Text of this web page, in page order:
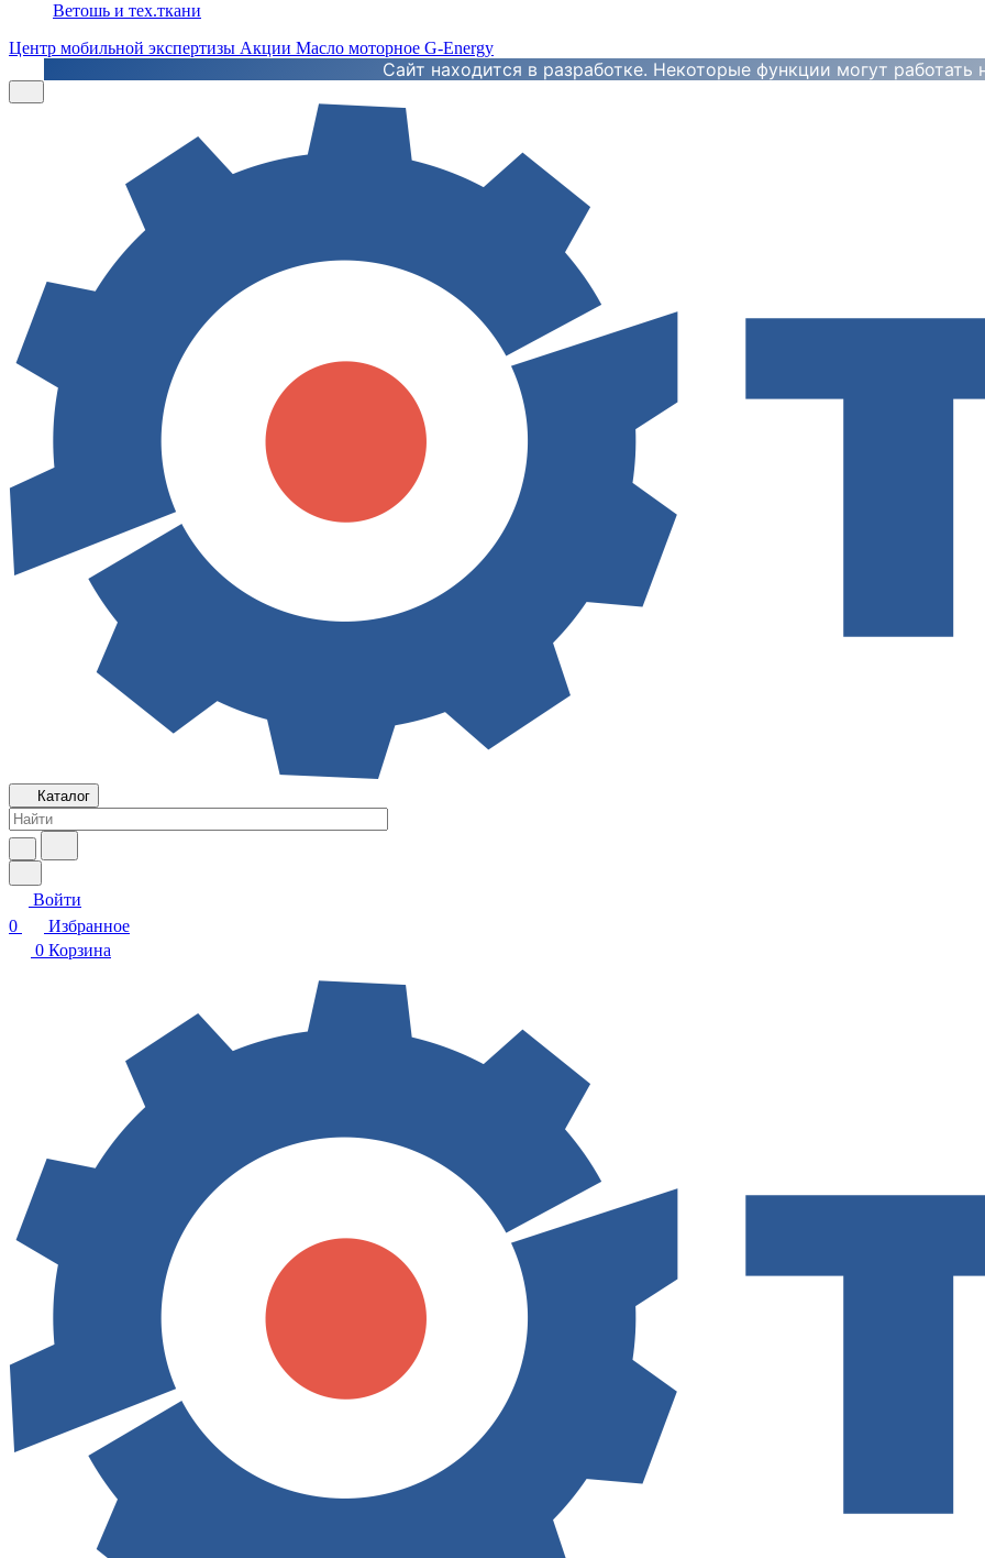
Ветошь и тех.ткани
Центр мобильной экспертизы Акции Масло моторное G-Energy
Сайт находится в разработке. Некоторые функции могут работать
Каталог
Войти
0
Избранное
0 Корзина